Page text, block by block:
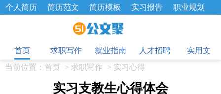
个人简历 简历范文 简历模板 实习报告
职业规划
招聘选拔 绩效考核
工作总结
辞职报告
首页
求职写作 就业指南 人才招聘
实用文
当前位置： 首页 > 求职写作 > 实习心得
实习支教生心得体会